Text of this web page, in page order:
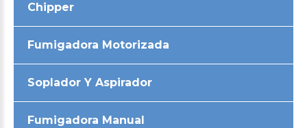
Chipper
Fumigadora Motorizada
Soplador Y Aspirador
Fumigadora Manual